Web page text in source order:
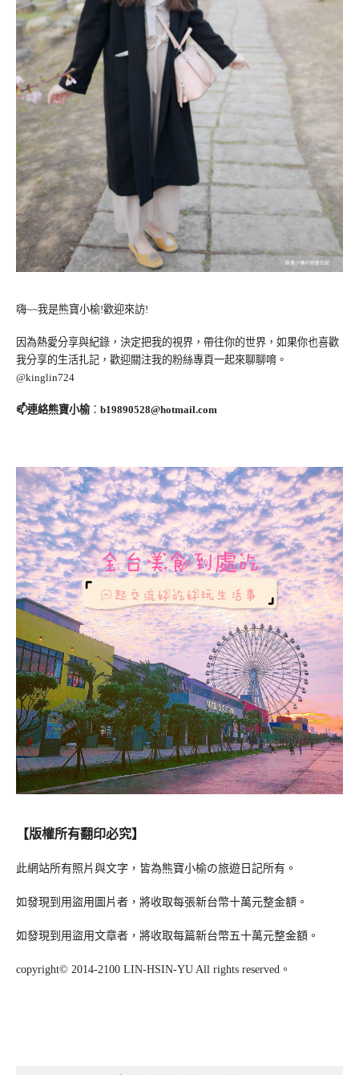
嗨~~我是熊寶小榆!歡迎來訪!
因為熱愛分享與紀錄，決定把我的視界，帶往你的世界，如果你也喜歡
我分享的生活扎記，歡迎關注我的粉絲專頁一起來聊聊唷。
@kinglin724
📫連絡熊寶小榆： b19890528@hotmail.com
【版權所有翻印必究】
此網站所有照片與文字，皆為熊寶小榆の旅遊日記所有。
如發現到用盜用圖片者，將收取每張新台幣十萬元整金額。
如發現到用盜用文章者，將收取每篇新台幣五十萬元整金額。
copyright© 2014-2100 LIN-HSIN-YU All rights reserved。